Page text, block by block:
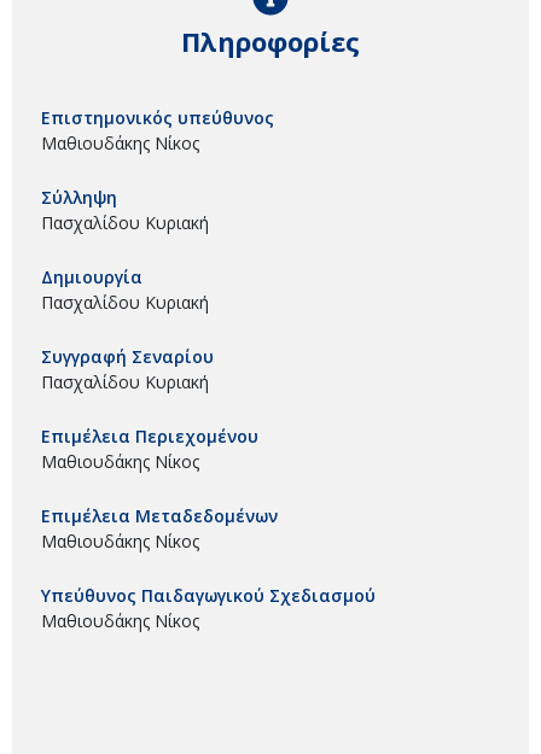
Πληροφορίες
Επιστημονικός υπεύθυνος
Μαθιουδάκης Νίκος
Σύλληψη
Πασχαλίδου Κυριακή
Δημιουργία
Πασχαλίδου Κυριακή
Συγγραφή Σεναρίου
Πασχαλίδου Κυριακή
Επιμέλεια Περιεχομένου
Μαθιουδάκης Νίκος
Επιμέλεια Μεταδεδομένων
Μαθιουδάκης Νίκος
Υπεύθυνος Παιδαγωγικού Σχεδιασμού
Μαθιουδάκης Νίκος